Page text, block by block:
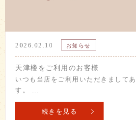
2026.02.10 お知らせ
天津楼をご利用のお客様
いつも当店をご利用いただきまして
す。 …
続きを見る